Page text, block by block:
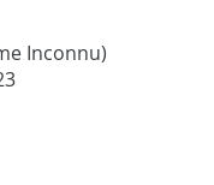
Inconnu)